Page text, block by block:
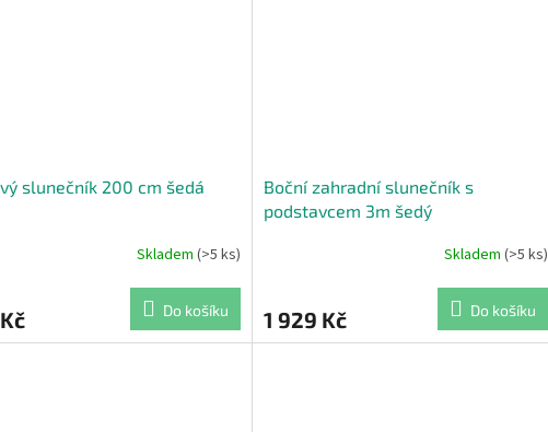
slunečník 200 cm šedá
Skladem (>5 ks)
Do košíku
Boční zahradní slunečník s
podstavcem 3m šedý
Skladem (>5 ks)
1 929 Kč Do košíku